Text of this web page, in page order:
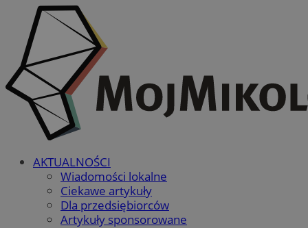
AKTUALNOŚCI
Wiadomości lokalne
Ciekawe artykuły
Dla przedsiębiorców
Artykuły sponsorowane